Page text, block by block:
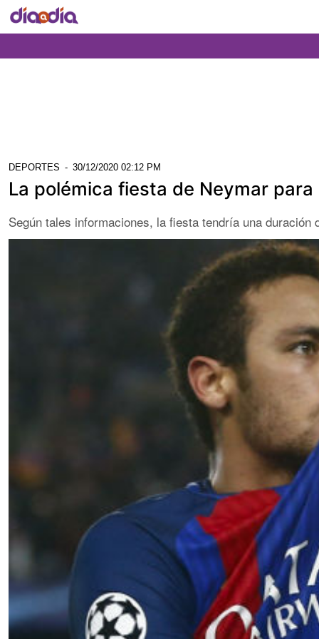
DEPORTES - 30/12/2020 02:12 PM
La polémica fiesta de Neymar
Según tales informaciones, la fiesta tendría una